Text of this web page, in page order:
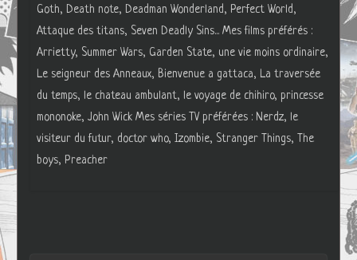
Goth, Death note, Deadman Wonderland, Perfect World,
Attaque des titans, Seven Deadly Sins... Mes films préférés :
Arrietty, Summer Wars, Garden State, une vie moins ordinaire,
Le seigneur des Anneaux, Bienvenue a gattaca, La traversée
du temps, le chateau ambulant, le voyage de chihiro, princesse
mononoke, John Wick Mes séries TV préférées : Nerdz, le
visiteur du futur, doctor who, Izombie, Stranger Things, The
boys, Preacher